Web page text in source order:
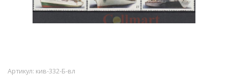
Артикул: кив-332-Б-вл